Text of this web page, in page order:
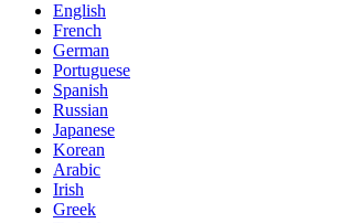
English
French
German
Portuguese
Spanish
Russian
Japanese
Korean
Arabic
Irish
Greek